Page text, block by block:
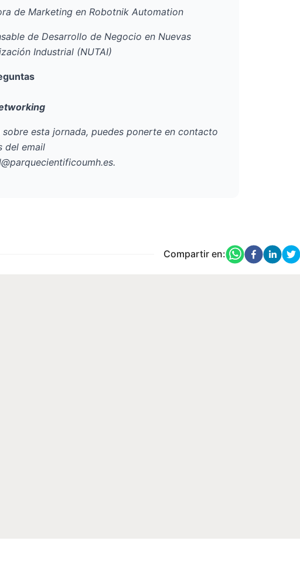
de Marketing en Robotnik Automation
de Desarrollo de Negocio en Nuevas
Industrial (NUTAI)
sobre esta jornada, puedes ponerte en contacto
del email
.
Compartir en: